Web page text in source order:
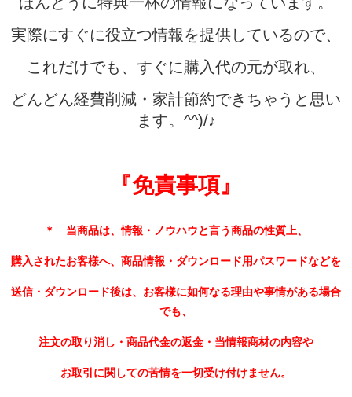
実際にすぐに役立つ情報を提供しているので、
これだけでも、すぐに購入代の元が取れ、
どんどん経費削減・家計節約できちゃうと思い
ます。^^)/♪
『免責事項』
＊ 当商品は、情報・ノウハウと言う商品の性質上、
購入されたお客様へ、商品情報・ダウンロード用パスワードなどを
送信・ダウンロード後は、 お客様に如何なる理由や事情がある場合
でも、
注文の取り消し・商品代金の返金・当情報商材の内容や
お取引に関しての苦情を一切受け付けません。